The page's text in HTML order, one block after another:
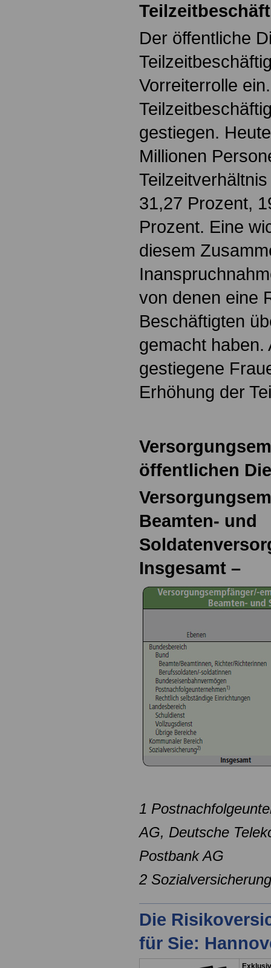
Der öffentliche
Vorreiterrolle
gestiegen.
Millionen
31,27 Prozent,
Prozent. Eine
diesem
von denen eine
Beschäftigten
gemacht haben.
gestiegene
Erhöhung der
öffentlichen
Beamten- und
Insgesamt –
1
AG, Deutsche
Postbank AG
2 Sozialversicherung
Die
für Sie: